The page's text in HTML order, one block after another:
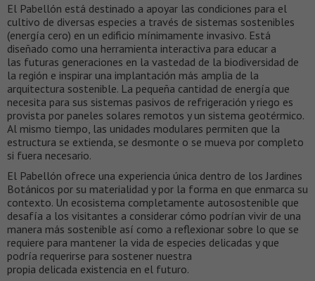
El Pabellón está destinado a apoyar las condiciones para el
cultivo de diversas especies a través de sistemas sostenibles
(energía cero) en un edificio mínimamente invasivo. Está
diseñado como una herramienta interactiva para educar a
las futuras generaciones en la vastedad de la biodiversidad de
la región e inspirar una implantación más amplia de la
arquitectura sostenible. La pequeña cantidad de energía que
necesita para sus sistemas pasivos de refrigeración y riego es
provista por paneles solares remotos y un sistema geotérmico.
Al mismo tiempo, las unidades modulares permiten que la
estructura se extienda, se desmonte o se mueva por completo
si fuera necesario.
El Pabellón ofrece una experiencia única dentro de los Jardines
Botánicos por su materialidad y por la forma en que enmarca su
contexto. Un ecosistema completamente autosostenible que
desafía a los visitantes a considerar cómo podrían vivir de una
manera más sostenible así como a reflexionar sobre lo que se
requiere para mantener la vida de especies delicadas y que
podría requerirse para sostener nuestra
propia delicada existencia en el futuro.